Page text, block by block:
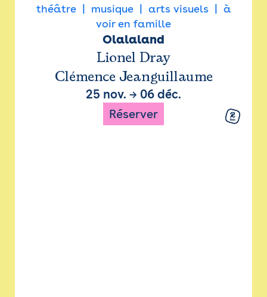
théâtre musique arts visuels
à
voir en famille
Olalaland
Lionel Dray
Clémence Jeanguillaume
25 nov. → 06 déc.
Réserver